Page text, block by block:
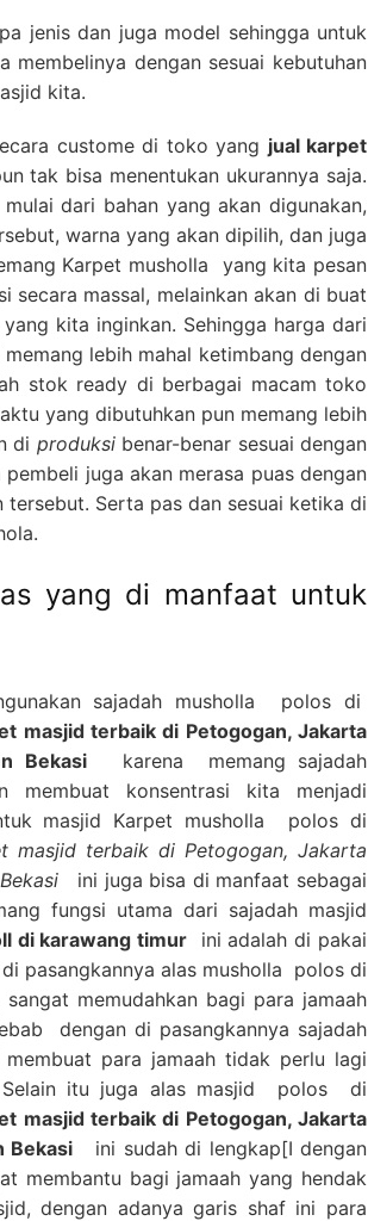
jenis dan juga model sehingga untuk
dengan sesuai kebutuhan
kita.
custome di toko yang jual karpet
tak bisa menentukan ukurannya saja.
dari bahan yang akan digunakan,
warna yang akan dipilih, dan juga
Karpet musholla yang kita pesan
secara massal, melainkan akan di buat
kita inginkan. Sehingga harga dari
lebih mahal ketimbang dengan
stok ready di berbagai macam toko
yang dibutuhkan pun memang lebih
di produksi benar-benar sesuai dengan
juga akan merasa puas dengan
Serta pas dan sesuai ketika di
yang di manfaat untuk
sajadah musholla polos di
masjid terbaik di Petogogan, Jakarta
Bekasikarena memang sajadah
konsentrasi kita menjadi
masjid Karpet musholla polos di
masjid terbaik di Petogogan, Jakarta
ini juga bisa di manfaat sebagai
fungsi utama dari sajadah masjid
di karawang timur ini adalah di pakai
pasangkannya alas musholla polos di
memudahkan bagi para jamaah
dengan di pasangkannya sajadah
para jamaah tidak perlu lagi
Selain itu juga alas masjid polos di
masjid terbaik di Petogogan, Jakarta
Bekasi ini sudah di lengkap[I dengan
membantu bagi jamaah yang hendak
dengan adanya garis shaf ini para